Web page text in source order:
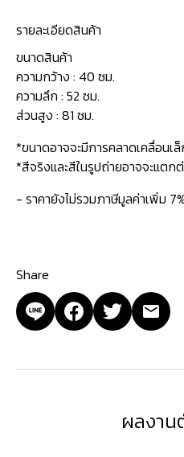
รายละเอียดสินค้า
ขนาดสินค้า
ความกว้าง : 40 ซม.
ความลึก : 52 ซม.
ส่วนสูง : 81 ซม.
*ขนาดอาจจะมีการคลาดเคลื่อนเ
*สีจริงและสีในรูปถ่ายอาจจะแต
- ราคายังไม่รวมภาษีมูลค่าเพิ่ม
Share
ผลงาน